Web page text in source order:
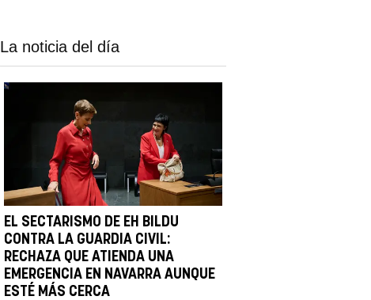
La noticia del día
EL SECTARISMO DE EH BILDU
CONTRA LA GUARDIA CIVIL:
RECHAZA QUE ATIENDA UNA
EMERGENCIA EN NAVARRA AUNQUE
ESTÉ MÁS CERCA